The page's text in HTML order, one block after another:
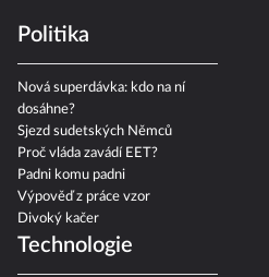
Politika
Nová superdávka: kdo na ní
dosáhne?
Sjezd sudetských Němců
Proč vláda zavádí EET?
Padni komu padni
Výpověď z práce vzor
Divoký kačer
Technologie